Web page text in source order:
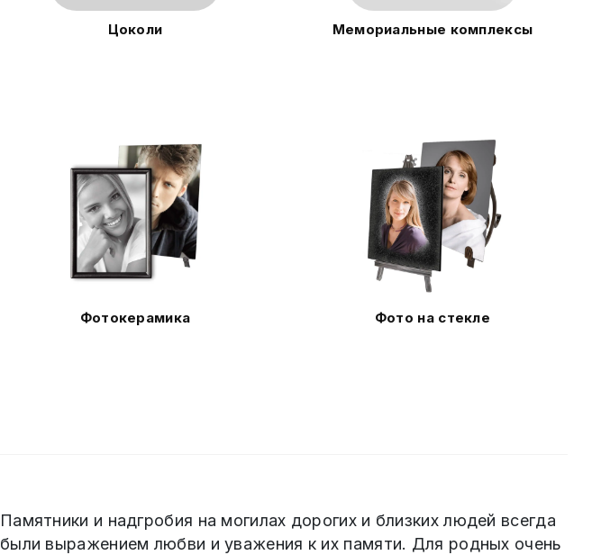
Цоколи Мемориальные комплексы
Фотокерамика Фото на стекле
Памятники и надгробия на могилах дорогих и близких людей всегда
были выражением любви и уважения к их памяти. Для родных очень